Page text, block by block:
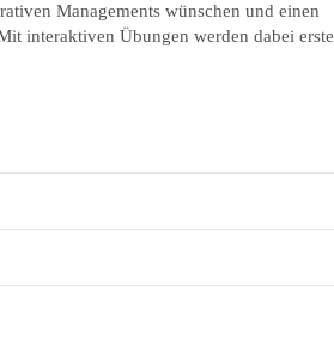
Managements wünschen und einen
interaktiven Übungen werden dabei erste